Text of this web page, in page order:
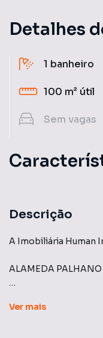
Detalhes
1 banheiro
100 m² útil
Sem vagas
Descrição
A Imobiliária Human
ALAMEDA
Imóvel novo, primeira
Ver mais